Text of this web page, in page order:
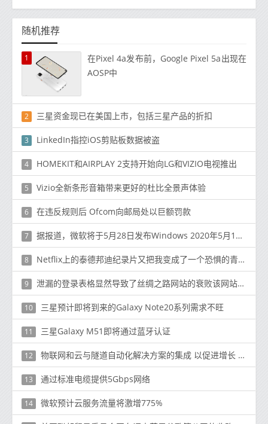
随机推荐
1
在Pixel 4a发布前，Google Pixel 5a出现在
AOSP中
2 三星资金现已在美国上市，包括三星产品的折扣
3 LinkedIn指控iOS剪贴板数据被盗
4 HOMEKIT和AIRPLAY 2支持开始向LG和VIZIO电视推出
5 Vizio全新条形音箱带来更好的杜比全景声体验
6 在违反规则后 Ofcom向邮局处以巨额罚款
7 据报道，微软将于5月28日发布Windows 2020年5月10日更新
8 Netflix上的泰德邦迪纪录片又把我变成了一个恐惧的青少年
9 泄漏的登录表格显然导致了丝绸之路网站的衰败该网站曾被用于买卖非法商品
10 三星预计即将到来的Galaxy Note20系列需求不旺
11 三星Galaxy M51即将通过蓝牙认证
12 物联网和云与隧道自动化解决方案的集成 以促进增长 Technavio
13 通过标准电缆提供5Gbps网络
14 微软预计云服务流量将激增775%